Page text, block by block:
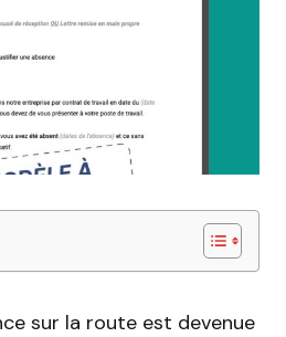
sur la route est devenue